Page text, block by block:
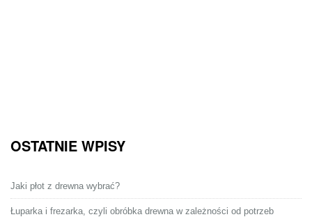
OSTATNIE WPISY
Jaki płot z drewna wybrać?
Łuparka i frezarka, czyli obróbka drewna w zależności od potrzeb